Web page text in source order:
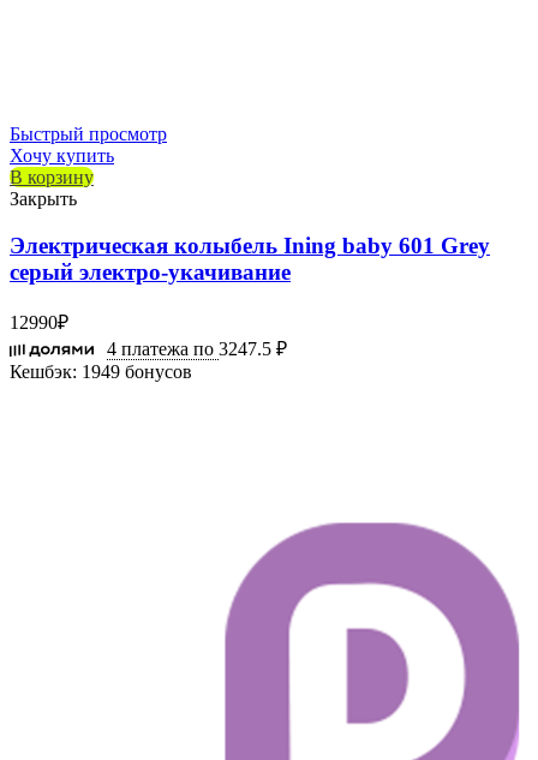
Быстрый просмотр
Хочу купить
В корзину
Закрыть
Электрическая колыбель Ining baby 601 Grey
серый электро-укачивание
12990₽
4 платежа по 3247.5 ₽
Кешбэк: 1949 бонусов